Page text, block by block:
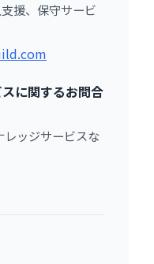
援、保守サービ
に関するお問合
ッジサービスな